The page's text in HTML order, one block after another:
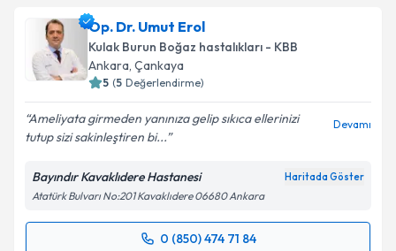
Op. Dr. Umut Erol
Kulak Burun Boğaz hastalıkları - KBB
Ankara, Çankaya
5 (5 Değerlendirme)
Ameliyata girmeden yanınıza gelip sıkıca ellerinizi
tutup sizi sakinleştiren bi...
Devamı
Bayındır Kavaklıdere Hastanesi Haritada Göster
Atatürk Bulvarı No:201 Kavaklıdere 06680 Ankara
0 (850) 474 71 84